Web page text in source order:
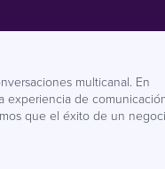
multicanal. En
experiencia de
que el éxito de un